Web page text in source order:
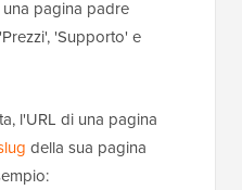
pagina padre
'Supporto' e
l'URL di una pagina
della sua pagina